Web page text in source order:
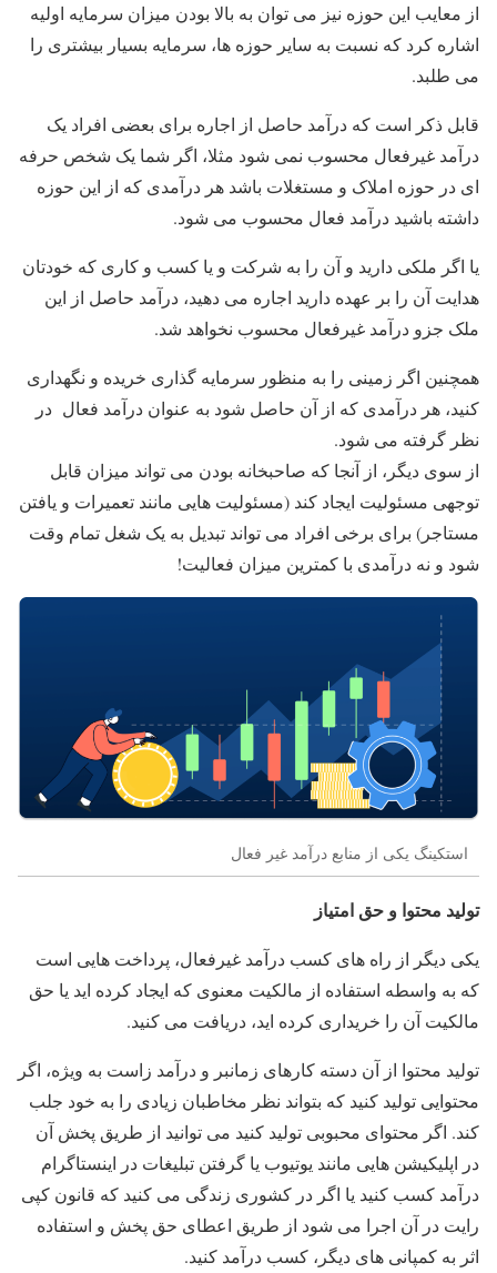
از معایب این حوزه نیز می توان به بالا بودن میزان سرمایه اولیه
اشاره کرد که نسبت به سایر حوزه ها، سرمایه بسیار بیشتری را
می طلبد.
قابل ذکر است که درآمد حاصل از اجاره برای بعضی افراد یک
درآمد غیرفعال محسوب نمی شود مثلا، اگر شما یک شخص حرفه
ای در حوزه املاک و مستغلات باشد هر درآمدی که از این حوزه
داشته باشید درآمد فعال محسوب می شود.
یا اگر ملکی دارید و آن را به شرکت و یا کسب و کاری که خودتان
هدایت آن را بر عهده دارید اجاره می دهید، درآمد حاصل از این
ملک جزو درآمد غیرفعال محسوب نخواهد شد.
همچنین اگر زمینی را به منظور سرمایه گذاری خریده و نگهداری
کنید، هر درآمدی که از آن حاصل شود به عنوان درآمد فعال در
نظر گرفته می شود.
از سوی دیگر، از آنجا که صاحبخانه بودن می تواند میزان قابل
توجهی مسئولیت ایجاد کند (مسئولیت هایی مانند تعمیرات و یافتن
مستاجر) برای برخی افراد می تواند تبدیل به یک شغل تمام وقت
شود و نه درآمدی با کمترین میزان فعالیت!
استکینگ یکی از منابع درآمد غیر فعال
تولید محتوا و حق امتیاز
یکی دیگر از راه های کسب درآمد غیرفعال، پرداخت هایی است
که به واسطه استفاده از مالکیت معنوی که ایجاد کرده اید یا حق
مالکیت آن را خریداری کرده اید، دریافت می کنید.
تولید محتوا از آن دسته کارهای زمانبر و درآمد زاست به ویژه، اگر
محتوایی تولید کنید که بتواند نظر مخاطبان زیادی را به خود جلب
کند. اگر محتوای محبوبی تولید کنید می توانید از طریق پخش آن
در اپلیکیشن هایی مانند یوتیوب یا گرفتن تبلیغات در اینستاگرام
درآمد کسب کنید یا اگر در کشوری زندگی می کنید که قانون کپی
رایت در آن اجرا می شود از طریق اعطای حق پخش و استفاده
اثر به کمپانی های دیگر، کسب درآمد کنید.